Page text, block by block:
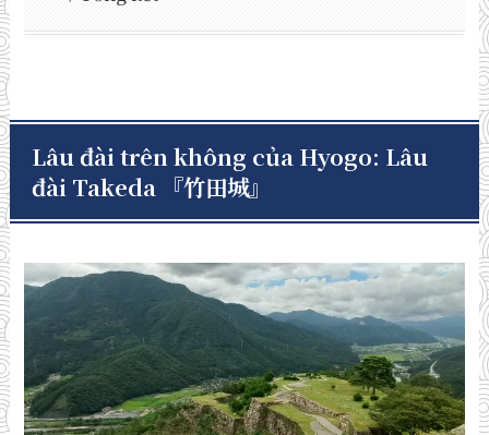
Lâu đài trên không của Hyogo: Lâu
đài Takeda 『竹田城』